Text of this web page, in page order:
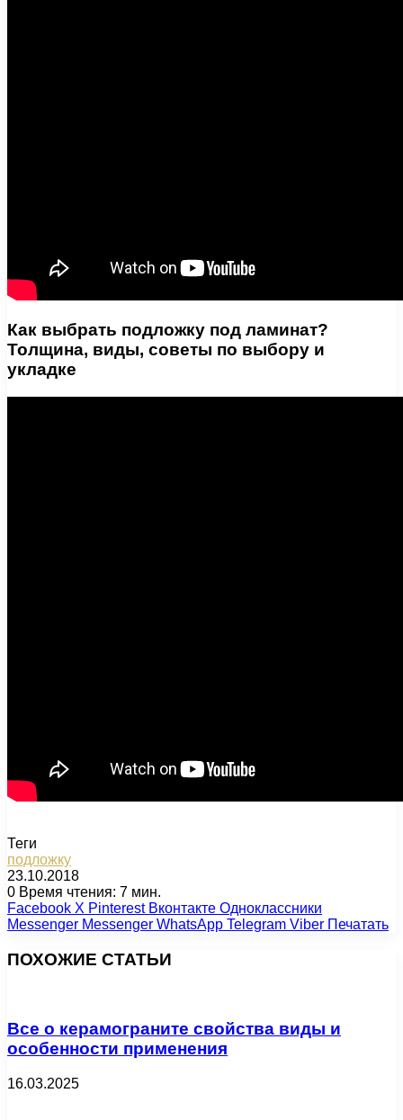
Как выбрать подложку под ламинат?
Толщина, виды, советы по выбору и
укладке
Теги
подложку
23.10.2018
0 Время чтения: 7 мин.
Facebook X Pinterest Вконтакте Одноклассники
Messenger Messenger WhatsApp Telegram Viber Печатать
ПОХОЖИЕ СТАТЬИ
Все о керамограните свойства виды и
особенности применения
16.03.2025